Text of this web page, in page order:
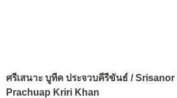
ศรีเสนาะ บูทีค ประจวบคีรีขันธ์ /
Prachuap Kriri Khan